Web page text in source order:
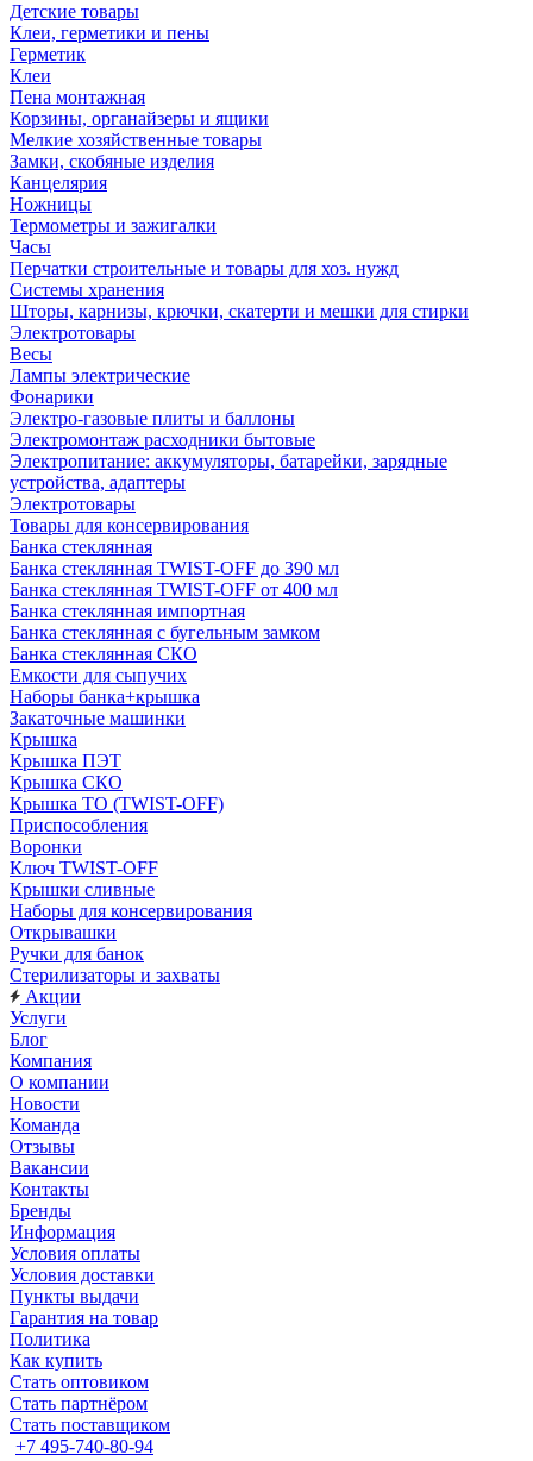
Детские товары
Клеи, герметики и пены
Герметик
Клеи
Пена монтажная
Корзины, органайзеры и ящики
Мелкие хозяйственные товары
Замки, скобяные изделия
Канцелярия
Ножницы
Термометры и зажигалки
Часы
Перчатки строительные и товары для хоз. нужд
Системы хранения
Шторы, карнизы, крючки, скатерти и мешки для стирки
Электротовары
Весы
Лампы электрические
Фонарики
Электро-газовые плиты и баллоны
Электромонтаж расходники бытовые
Электропитание: аккумуляторы, батарейки, зарядные
устройства, адаптеры
Электротовары
Товары для консервирования
Банка стеклянная
Банка стеклянная TWIST-OFF до 390 мл
Банка стеклянная TWIST-OFF от 400 мл
Банка стеклянная импортная
Банка стеклянная с бугельным замком
Банка стеклянная СКО
Емкости для сыпучих
Наборы банка+крышка
Закаточные машинки
Крышка
Крышка ПЭТ
Крышка СКО
Крышка ТО (TWIST-OFF)
Приспособления
Воронки
Ключ TWIST-OFF
Крышки сливные
Наборы для консервирования
Открывашки
Ручки для банок
Стерилизаторы и захваты
Акции
Услуги
Блог
Компания
О компании
Новости
Команда
Отзывы
Вакансии
Контакты
Бренды
Информация
Условия оплаты
Условия доставки
Пункты выдачи
Гарантия на товар
Политика
Как купить
Стать оптовиком
Стать партнёром
Стать поставщиком
+7 495-740-80-94